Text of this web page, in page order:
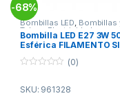
-68%
Bombillas LED, Bombillas
Tubos ,Electricidad
Bombilla LED E27 3W
Esférica FILAMENTO
u
(0)
SKU: 961328